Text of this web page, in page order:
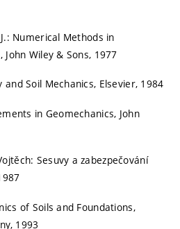
J.: Numerical Methods in
Wiley & Sons, 1977
and Soil Mechanics, Elsevier, 1984
in Geomechanics, John
Sesuvy a zabezpečování
of Soils and Foundations,
1993